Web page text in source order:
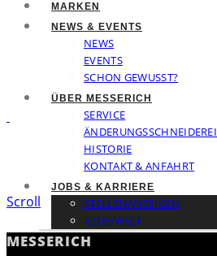
MARKEN
NEWS & EVENTS
NEWS
EVENTS
SCHON GEWUSST?
ÜBER MESSERICH
SERVICE
ÄNDERUNGSSCHNEIDEREI
HISTORIE
KONTAKT & ANFAHRT
JOBS & KARRIERE
STELLENANZEIGEN
AZUBIWELT
Scroll
MESSERICH